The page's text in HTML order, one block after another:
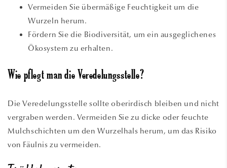
Vermeiden Sie übermäßige Feuchtigkeit um die
Wurzeln herum.
Fördern Sie die Biodiversität, um ein ausgeglichenes
Ökosystem zu erhalten.
Wie pflegt man die Veredelungsstelle?
Die Veredelungsstelle sollte oberirdisch bleiben und nicht
vergraben werden. Vermeiden Sie zu dicke oder feuchte
Mulchschichten um den Wurzelhals herum, um das Risiko
von Fäulnis zu vermeiden.